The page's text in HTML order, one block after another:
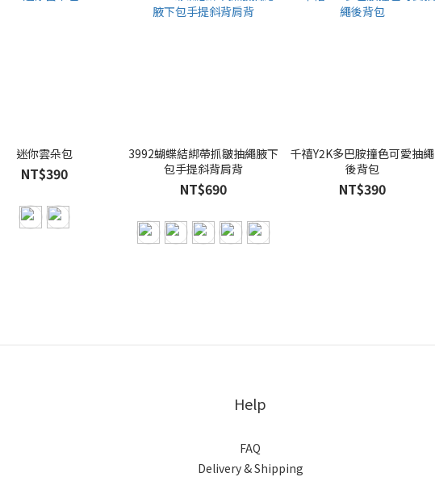
迷你雲朵包
NT$390
3992蝴蝶結綁帶抓皺抽繩腋下
包手提斜背肩背
NT$690
千禧Y2K多巴胺撞色可愛抽繩
後背包
NT$390
Help
FAQ
Delivery & Shipping